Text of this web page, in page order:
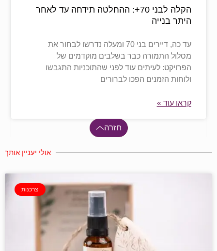
הקלה לבני 70+: ההחלטה תידחה עד לאחר
היתר בנייה
עד כה, דיירים בני 70 ומעלה נדרשו לבחור את
מסלול התמורה כבר בשלבים מוקדמים של
הפרויקט: לעיתים עוד לפני שהתוכניות התגבשו
ולוחות הזמנים הפכו לברורים
קראו עוד »
חזרה
אולי יעניין אותך
צרכנות